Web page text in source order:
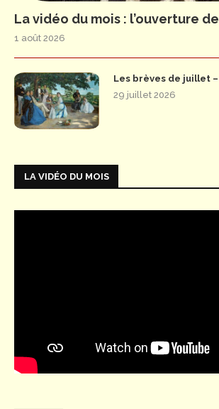
La vidéo du mois : l’ouverture de
1 août 2026
Les brèves de juillet –
29 juillet 2026
LA VIDÉO DU MOIS